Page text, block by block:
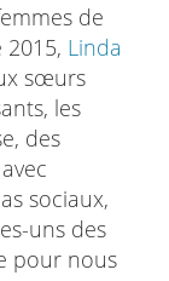
de
Linda
sœurs
les
des
sociaux,
uns des
pour nous